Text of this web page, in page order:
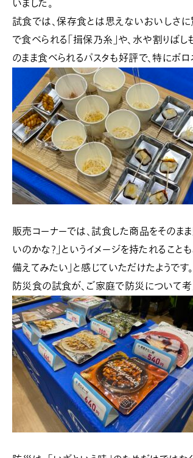
いました。
試食では、保存食とは思えないおいしさ
で食べられる「揖保乃糸」や、水や割りば
のまま食べられるパスタも好評で、特にボ
販売コーナーでは、試食した商品をそのま
いのかな？」というイメージを持たれること
備えてみたい」と感じていただけたようです。
防災食の試食が、ご家庭で防災について